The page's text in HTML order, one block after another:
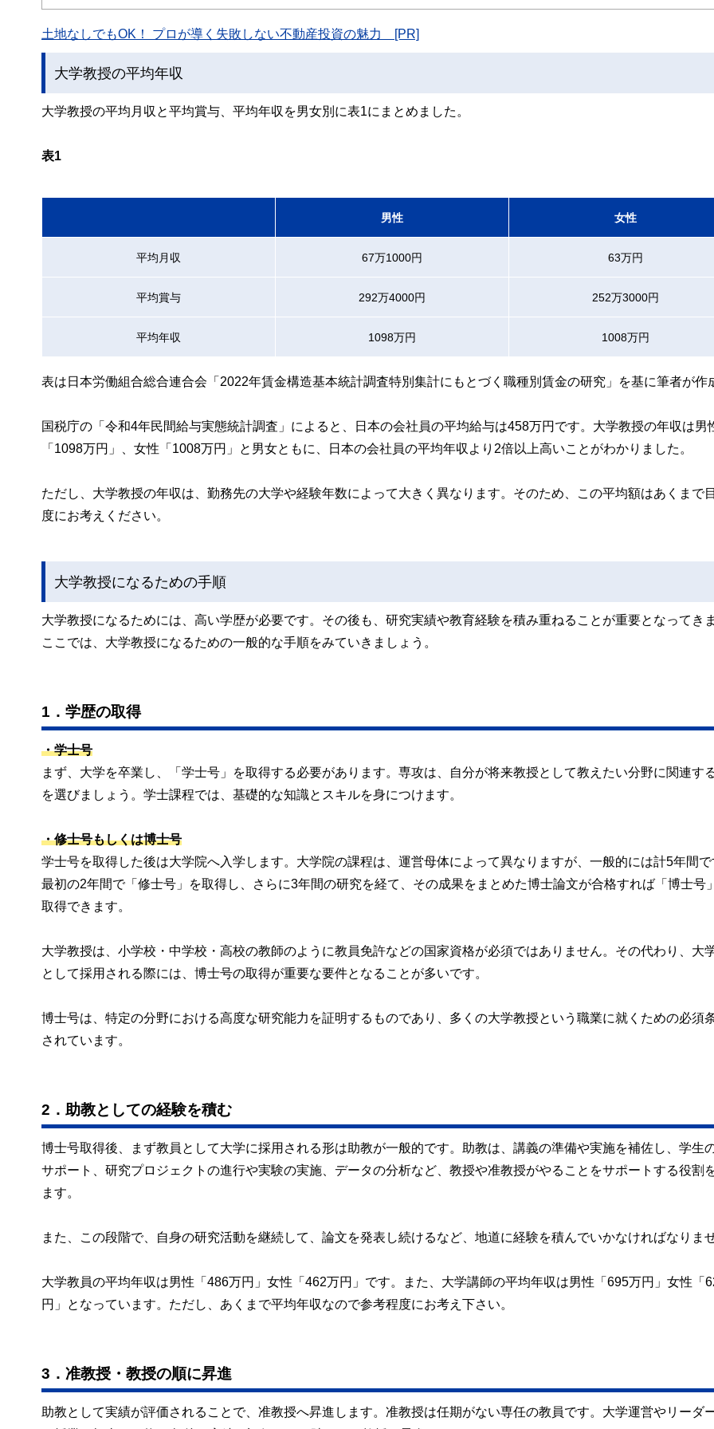
私たちは、快適でより良い生活のアイデアを提供するお金のコンシェルジュを目指します。
土地なしでもOK！ プロが導く失敗しない不動産投資の魅力 [PR]
大学教授の平均年収
大学教授の平均月収と平均賞与、平均年収を男女別に表1にまとめました。
表1
男性 女性
平均月収 67万1000円 63万円
平均賞与 292万4000円 252万3000円
平均年収 1098万円 1008万円
表は日本労働組合総合連合会「2022年賃金構造基本統計調査特別集計にもとづく職種別賃金の研究」を基に筆者が作
国税庁の「令和4年民間給与実態統計調査」によると、日本の会社員の平均給与は458万円です。大学教授の年収は男
「1098万円」、女性「1008万円」と男女ともに、日本の会社員の平均年収より2倍以上高いことがわかりました。
ただし、大学教授の年収は、勤務先の大学や経験年数によって大きく異なります。そのため、この平均額はあくまで
度にお考えください。
大学教授になるための手順
大学教授になるためには、高い学歴が必要です。その後も、研究実績や教育経験を積み重ねることが重要となってきま
ここでは、大学教授になるための一般的な手順をみていきましょう。
1．学歴の取得
・学士号
まず、大学を卒業し、「学士号」を取得する必要があります。専攻は、自分が将来教授として教えたい分野に関連す
を選びましょう。学士課程では、基礎的な知識とスキルを身につけます。
・修士号もしくは博士号
学士号を取得した後は大学院へ入学します。大学院の課程は、運営母体によって異なりますが、一般的には計5年間で
最初の2年間で「修士号」を取得し、さらに3年間の研究を経て、その成果をまとめた博士論文が合格すれば「博士号
取得できます。
大学教授は、小学校・中学校・高校の教師のように教員免許などの国家資格が必須ではありません。その代わり、大
として採用される際には、博士号の取得が重要な要件となることが多いです。
博士号は、特定の分野における高度な研究能力を証明するものであり、多くの大学教授という職業に就くための必須
されています。
2．助教としての経験を積む
博士号取得後、まず教員として大学に採用される形は助教が一般的です。助教は、講義の準備や実施を補佐し、学生
サポート、研究プロジェクトの進行や実験の実施、データの分析など、教授や准教授がやることをサポートする役割
ます。
また、この段階で、自身の研究活動を継続して、論文を発表し続けるなど、地道に経験を積んでいかなければなりませ
大学教員の平均年収は男性「486万円」女性「462万円」です。また、大学講師の平均年収は男性「695万円」女性「
円」となっています。ただし、あくまで平均年収なので参考程度にお考え下さい。
3．准教授・教授の順に昇進
助教として実績が評価されることで、准教授へ昇進します。准教授は任期がない専任の教員です。大学運営やリーダ